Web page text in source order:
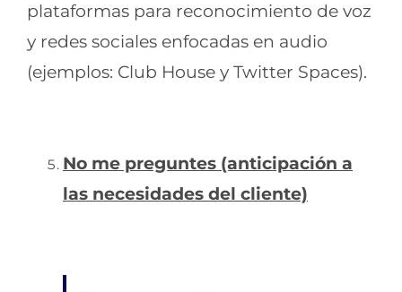
plataformas para reconocimiento de voz
y redes sociales enfocadas en audio
(ejemplos: Club House y Twitter Spaces).
No me preguntes (anticipación a
las necesidades del cliente)